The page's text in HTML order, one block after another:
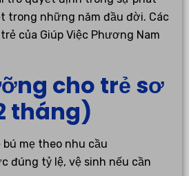
trong những năm đầu đời. Các
của Giúp Việc Phương Nam
cho trẻ sơ
tháng)
mẹ theo nhu cầu
đúng tỷ lệ, vệ sinh nếu cần